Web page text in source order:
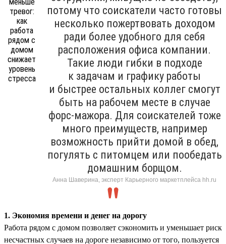
потому что соискатели часто готовы
несколько пожертвовать доходом
ради более удобного для себя
расположения офиса компании.
Такие люди гибки в подходе
к задачам и графику работы
и быстрее остальных коллег смогут
быть на рабочем месте в случае
форс-мажора. Для соискателей тоже
много преимуществ, например
возможность прийти домой в обед,
погулять с питомцем или пообедать
домашним борщом.
Анна Шаверина, эксперт Карьерного маркетплейса hh.ru
1. Экономия времени и денег на дорогу
Работа рядом с домом позволяет сэкономить и уменьшает риск
несчастных случаев на дороге независимо от того, пользуется